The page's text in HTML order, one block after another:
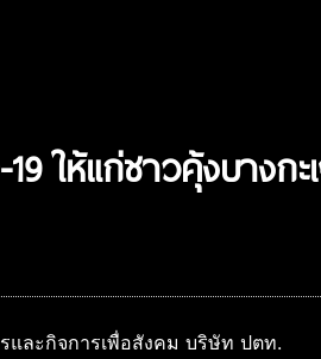
ให้แก่ชาวคุ้งบางกะ
และกิจการเพื่อสังคม บริษัท ปตท.